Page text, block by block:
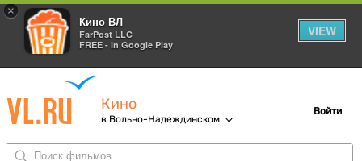
×
Кино ВЛ
FarPost LLC
FREE - In Google Play
VIEW
Кино
в Вольно-Надеждинском
Войти